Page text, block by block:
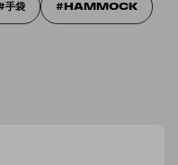
手袋 HAMMOCK